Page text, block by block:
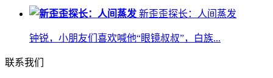
新歪歪探长：人间蒸发
钟锐，小朋友们喜欢喊他“眼镜叔叔”，白族...
联系我们